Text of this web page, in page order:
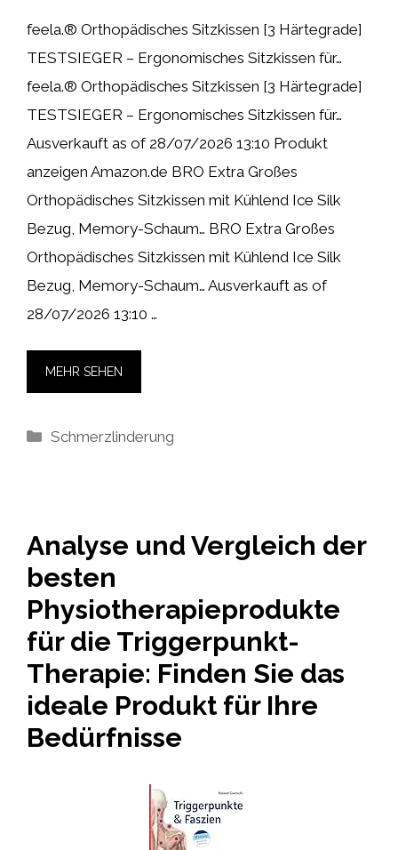
feela.® Orthopädisches Sitzkissen [3 Härtegrade]
TESTSIEGER – Ergonomisches Sitzkissen für…
feela.® Orthopädisches Sitzkissen [3 Härtegrade]
TESTSIEGER – Ergonomisches Sitzkissen für…
Ausverkauft as of 28/07/2026 13:10 Produkt
anzeigen Amazon.de BRO Extra Großes
Orthopädisches Sitzkissen mit Kühlend Ice Silk
Bezug, Memory-Schaum… BRO Extra Großes
Orthopädisches Sitzkissen mit Kühlend Ice Silk
Bezug, Memory-Schaum… Ausverkauft as of
28/07/2026 13:10 …
MEHR SEHEN
Kategorien
Schmerzlinderung
Analyse und Vergleich der
besten
Physiotherapieprodukte
für die Triggerpunkt-
Therapie: Finden Sie das
ideale Produkt für Ihre
Bedürfnisse